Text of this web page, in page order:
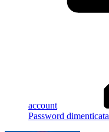
account
Password dimenticata